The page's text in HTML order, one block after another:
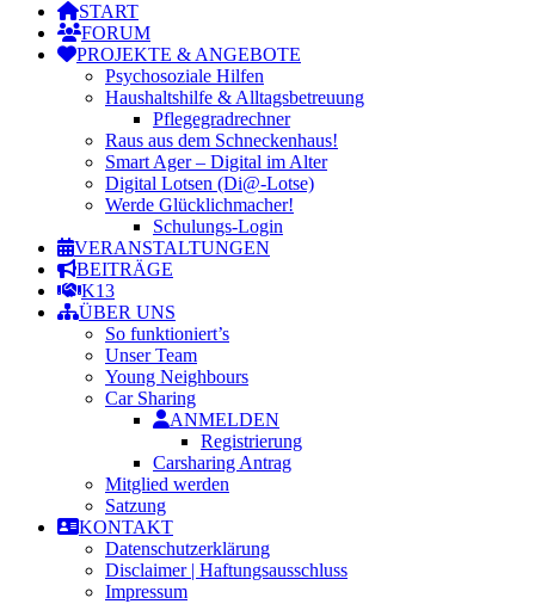
START
FORUM
PROJEKTE & ANGEBOTE
Psychosoziale Hilfen
Haushaltshilfe & Alltagsbetreuung
Pflegegradrechner
Raus aus dem Schneckenhaus!
Smart Ager – Digital im Alter
Digital Lotsen (Di@-Lotse)
Werde Glücklichmacher!
Schulungs-Login
VERANSTALTUNGEN
BEITRÄGE
K13
ÜBER UNS
So funktioniert’s
Unser Team
Young Neighbours
Car Sharing
ANMELDEN
Registrierung
Carsharing Antrag
Mitglied werden
Satzung
KONTAKT
Datenschutzerklärung
Disclaimer | Haftungsausschluss
Impressum